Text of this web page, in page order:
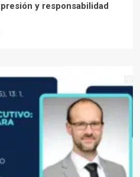
y responsabilidad